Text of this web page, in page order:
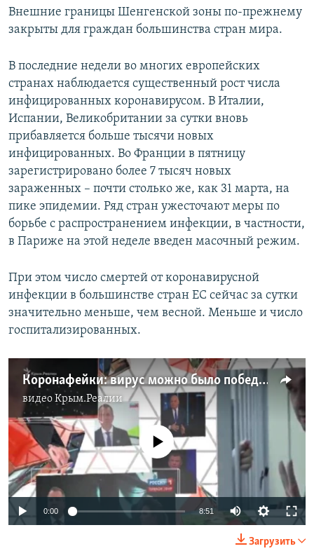
Внешние границы Шенгенской зоны по-прежнему
закрыты для граждан большинства стран мира.
В последние недели во многих европейских
странах наблюдается существенный рост числа
инфицированных коронавирусом. В Италии,
Испании, Великобритании за сутки вновь
прибавляется больше тысячи новых
инфицированных. Во Франции в пятницу
зарегистрировано более 7 тысяч новых
зараженных – почти столько же, как 31 марта, на
пике эпидемии. Ряд стран ужесточают меры по
борьбе с распространением инфекции, в частности,
в Париже на этой неделе введен масочный режим.
При этом число смертей от коронавирусной
инфекции в большинстве стран ЕС сейчас за сутки
значительно меньше, чем весной. Меньше и число
госпитализированных.
Коронафейки: вирус можно было победить без карантина | StopFake News (видео)
видеоКрым.Реалии
No media source currently available
0:00 8:51
270p
Загрузить